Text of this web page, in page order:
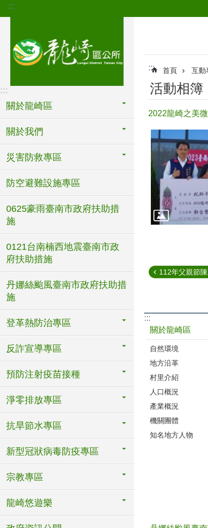
跳到主要內容區塊
:::
:::
關於龍崎區
關於我們
災害防救專區
防空避難設施專區
0625豪雨臺南市政府扶助措
施
0121台南楠西地震臺南市政
府扶助措施
丹娜絲颱風臺南市政府扶助措
施
登革熱防治專區
反詐宣導專區
預防注射疫苗接種
淨零排放專區
抗旱節水專區
新型冠狀病毒防疫專區
宗教專區
龍崎悠遊樂
::: 首頁 互動
活動相簿
2022龍崎之美
112年父親節
:::
關於龍崎區
自然環境
地方沿革
村里介紹
人口概況
產業概況
機關團體
知名地方人物